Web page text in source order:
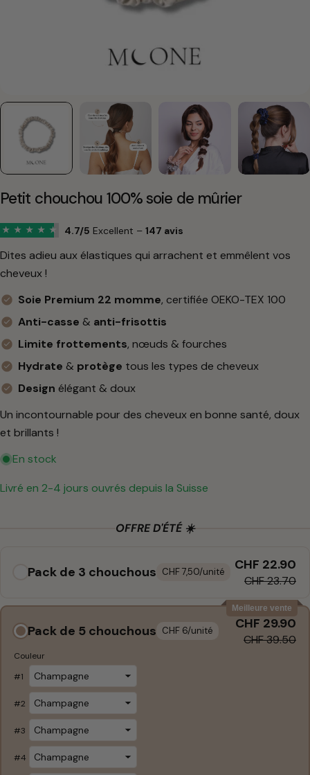
Petit chouchou 100% soie de mûrier
★ ★ ★ ★ ★ 4.7/5 Excellent – 147 avis
Dites adieu aux élastiques qui arrachent et emmêlent vos
cheveux !
Soie Premium 22 momme, certifiée OEKO-TEX 100
Anti-casse & anti-frisottis
Limite frottements, nœuds & fourches
Hydrate & protège tous les types de cheveux
Design élégant & doux
Un incontournable pour des cheveux en bonne santé, doux
et brillants !
En stock
Livré en 2-4 jours ouvrés depuis la Suisse
OFFRE D'ÉTÉ ☀️
Pack de 3 chouchous CHF 7,50/unité CHF 22.90
CHF 23.70
Meilleure vente
Pack de 5 chouchous CHF 6/unité CHF 29.90
CHF 39.50
Couleur
#1
#2
#3
#4